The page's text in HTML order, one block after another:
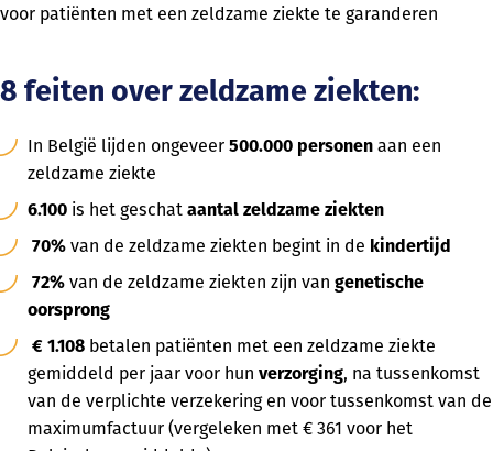
voor patiënten met een zeldzame ziekte te garanderen
8 feiten over zeldzame ziekten:
In België lijden ongeveer 500.000 personen aan een
zeldzame ziekte
6.100 is het geschat aantal zeldzame ziekten
70% van de zeldzame ziekten begint in de kindertijd
72% van de zeldzame ziekten zijn van genetische
oorsprong
€ 1.108 betalen patiënten met een zeldzame ziekte
gemiddeld per jaar voor hun verzorging, na tussenkomst
van de verplichte verzekering en voor tussenkomst van de
maximumfactuur (vergeleken met € 361 voor het